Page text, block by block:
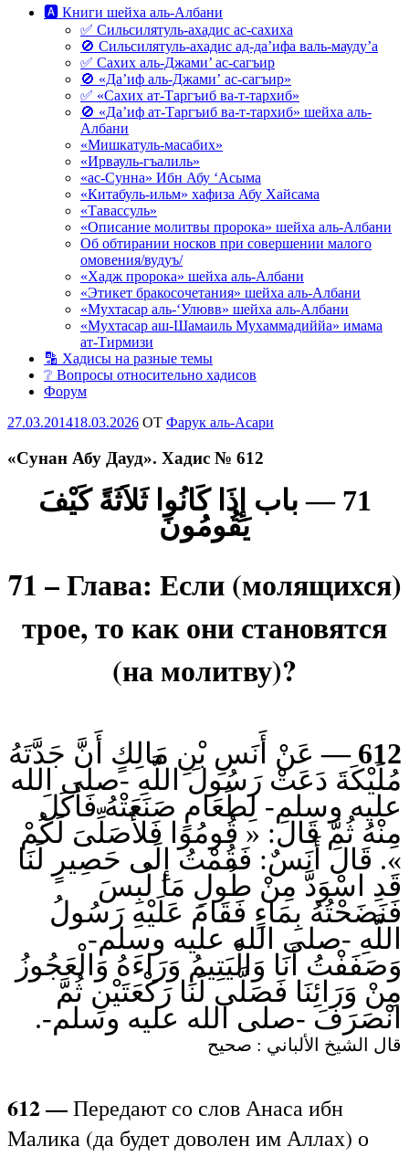
🅰 Книги шейха аль-Албани
✅ Сильсилятуль-ахадис ас-сахиха
🚫 Сильсилятуль-ахадис ад-да’ифа валь-мауду’а
✅ Сахих аль-Джами’ ас-сагъир
🚫 «Да’иф аль-Джами’ ас-сагъир»
✅ «Сахих ат-Таргъиб ва-т-тархиб»
🚫 «Да’иф ат-Таргъиб ва-т-тархиб» шейха аль-
Албани
«Мишкатуль-масабих»
«Ирвауль-гъалиль»
«ас-Сунна» Ибн Абу ‘Асыма
«Китабуль-ильм» хафиза Абу Хайсама
«Тавассуль»
«Описание молитвы пророка» шейха аль-Албани
Об обтирании носков при совершении малого
омовения/вудуъ/
«Хадж пророка» шейха аль-Албани
«Этикет бракосочетания» шейха аль-Албани
«Мухтасар аль-‘Улювв» шейха аль-Албани
«Мухтасар аш-Шамаиль Мухаммадиййа» имама
ат-Тирмизи
🔡 Хадисы на разные темы
❔ Вопросы относительно хадисов
Форум
Опубликовано
27.03.201418.03.2026 OT Фарук аль-Асари
«Сунан Абу Дауд». Хадис № 612
71 — باب إِذَا كَانُوا ثَلاَثَةً كَيْفَ
يَقُومُونَ
71 – Глава: Если (молящихся)
трое, то как они становятся
(на молитву)?
612 —
عَنْ أَنَسِ بْنِ مَالِكٍ أَنَّ جَدَّتَهُ
مُلَيْكَةَ دَعَتْ رَسُولَ اللَّهِ -صلى الله
عليه وسلم- لِطَعَامٍ صَنَعَتْهُ فَأَكَلَ
مِنْهُ ثُمَّ قَالَ: « قُومُوا فَلأُصَلِّىَ لَكُمْ
». قَالَ أَنَسٌ: فَقُمْتُ إِلَى حَصِيرٍ لَنَا
قَدِ اسْوَدَّ مِنْ طُولِ مَا لُبِسَ
فَنَضَحْتُهُ بِمَاءٍ فَقَامَ عَلَيْهِ رَسُولُ
اللَّهِ -صلى الله عليه وسلم-
وَصَفَفْتُ أَنَا وَالْيَتِيمُ وَرَاءَهُ وَالْعَجُوزُ
مِنْ وَرَائِنَا فَصَلَّى لَنَا رَكْعَتَيْنِ ثُمَّ
انْصَرَفَ -صلى الله عليه وسلم-.
قال الشيخ الألباني : صحيح
612 —Передают со слов Анаса ибн
Малика (да будет доволен им Аллах) о